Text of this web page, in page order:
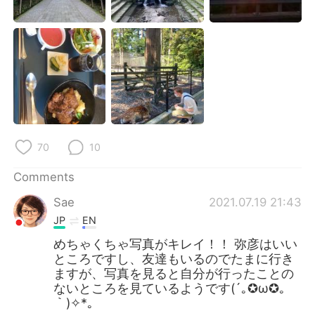
70 10
Comments
Sae
2021.07.19 21:43
JP EN
めちゃくちゃ写真がキレイ！！ 弥彦はいい
ところですし、友達もいるのでたまに行き
ますが、写真を見ると自分が行ったことの
ないところを見ているようです(´｡✪ω✪｡
｀)✧*。